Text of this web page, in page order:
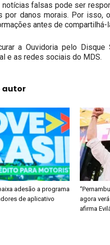
falsas pode ser
por danos morais. Por isso,
antes de compartilhá-
a Ouvidoria pelo Disque
e as redes sociais do MDS.
autor
adesão a programa
de aplicativo
agora
afirma